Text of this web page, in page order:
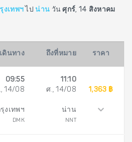
งเทพฯ ไปน่าน วันศุกร์, 14 สิงหาคม
ดินทาง ถึงที่หมาย ราคา
09:55
14/08
งเทพฯ
DMK
11:10
ศ., 14/08
น่าน
NNT
1,363 ฿